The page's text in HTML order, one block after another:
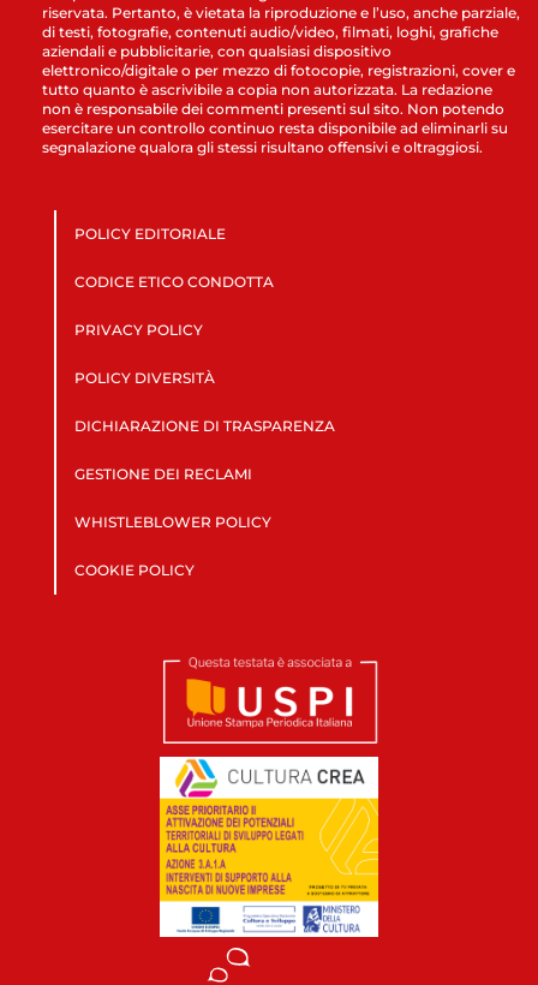
riservata. Pertanto, è vietata la riproduzione e l’uso, anche parziale,
di testi, fotografie, contenuti audio/video, filmati, loghi, grafiche
aziendali e pubblicitarie, con qualsiasi dispositivo
elettronico/digitale o per mezzo di fotocopie, registrazioni, cover e
tutto quanto è ascrivibile a copia non autorizzata. La redazione
non è responsabile dei commenti presenti sul sito. Non potendo
esercitare un controllo continuo resta disponibile ad eliminarli su
segnalazione qualora gli stessi risultano offensivi e oltraggiosi.
POLICY EDITORIALE
CODICE ETICO CONDOTTA
PRIVACY POLICY
POLICY DIVERSITÀ
DICHIARAZIONE DI TRASPARENZA
GESTIONE DEI RECLAMI
WHISTLEBLOWER POLICY
COOKIE POLICY